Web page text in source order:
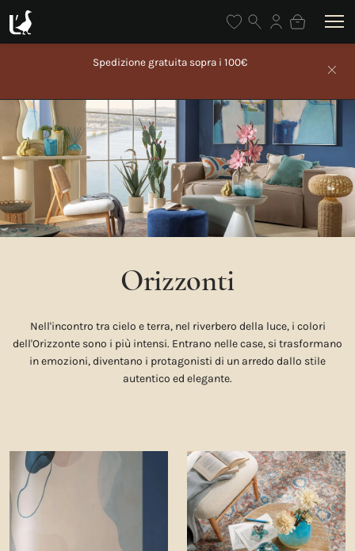
Spedizione gratuita sopra i 100€
Orizzonti
Nell'incontro tra cielo e terra, nel riverbero della luce, i colori
dell'Orizzonte sono i più intensi. Entrano nelle case, si trasformano
in emozioni, diventano i protagonisti di un arredo dallo stile
autentico ed elegante.